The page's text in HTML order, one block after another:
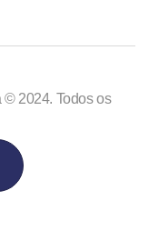
© 2024. Todos os